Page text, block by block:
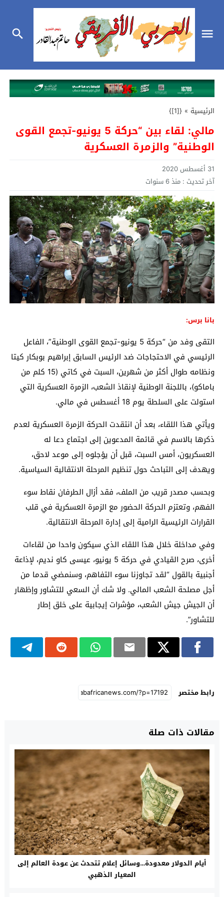
الرئيسية »
{[1]}
مالي: لقاء بين “حركة 5 يونيو-تجمع القوى
الوطنية” والزمرة العسكرية
31 أغسطس 2020
آخر تحديث : منذ 6 سنوات
بانا برس:
التقى وفد من “حركة 5 يونيو-تجمع القوى الوطنية”، الفاعل
الرئيسي في الاحتجاجات ضد الرئيس السابق إبراهيم بوبكار كيتا
ونظامه طوال أكثر من شهرين، السبت في كاتي (15 كلم من
باماكو)، باللجنة الوطنية لإنقاذ الشعب، الزمرة العسكرية التي
استولت على السلطة يوم 18 أغسطس في مالي.
ويأتي هذا اللقاء، بعد أن انتقدت الحركة الزمرة العسكرية لعدم
ذكرها بالاسم في قائمة المدعوين إلى اجتماع دعا له
العسكريون، أمس السبت، قبل أن يؤجلوه إلى موعد لاحق،
ويهدف إلى التباحث حول تنظيم المرحلة الانتقالية السياسية.
وبحسب مصدر قريب من الملف، فقد أزال الطرفان نقاط سوء
الفهم، وتعتزم الحركة الحضور مع الزمرة العسكرية في قلب
القرارات الرئيسية الرامية إلى إدارة المرحلة الانتقالية.
وفي مداخلة خلال هذا اللقاء الذي سيكون واحدا من لقاءات
أخرى، صرح القيادي في حركة 5 يونيو، عيسى كاو نديم، لإذاعة
أجنبية بالقول “لقد تجاوزنا سوء التفاهم، وسنمضي قدما من
أجل مصلحة الشعب المالي. ولا شك أن السعي للتشاور وإظهار
أن الجيش جيش الشعب، مؤشرات إيجابية على خلق إطار
للتشاور”.
رابط مختصر
مقالات ذات صلة
أيام الدولار معدودة…وسائل إعلام تتحدث عن عودة العالم إلى
المعيار الذهبي